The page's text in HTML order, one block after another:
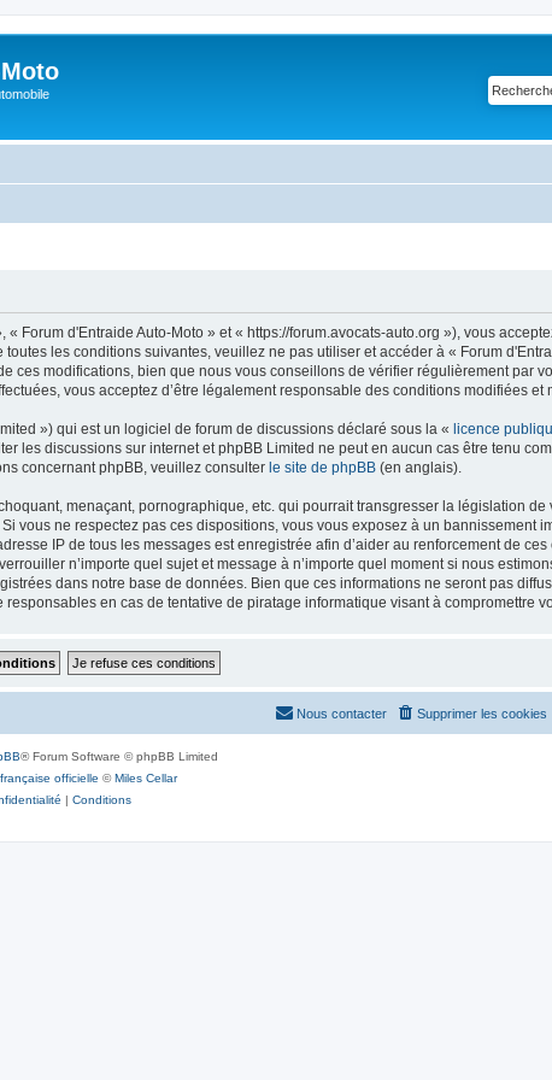
Forum d'Entraide Auto-Moto » et « https://forum.avocats-auto.org »), vous
les conditions suivantes, veuillez ne pas utiliser et accéder à « Forum
ces modifications, bien que nous vous conseillons de vérifier régulièrement par
vous acceptez d’être légalement responsable des conditions modifiées et
») qui est un logiciel de forum de discussions déclaré sous la « licence
les discussions sur internet et phpBB Limited ne peut en aucun cas être tenu
concernant phpBB, veuillez consulter le site de phpBB (en anglais).
menaçant, pornographique, etc. qui pourrait transgresser la législation de
vous ne respectez pas ces dispositions, vous vous exposez à un bannissement
IP de tous les messages est enregistrée afin d’aider au renforcement de
n’importe quel sujet et message à n’importe quel moment si nous
dans notre base de données. Bien que ces informations ne seront pas
en cas de tentative de piratage informatique visant à compromettre
Supprimer les cookies
Nous contacter
® Forum Software © phpBB Limited
officielle ©Miles Cellar
| Conditions